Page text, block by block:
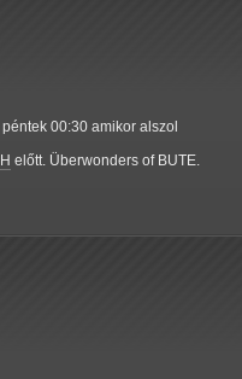
00:30 amikor alszol
előtt. Überwonders of BUTE.